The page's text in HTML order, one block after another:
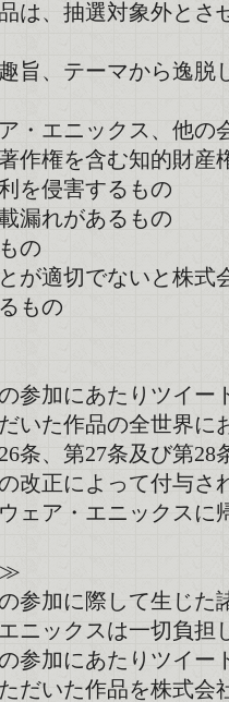
は、抽選対象外とさ
旨、テーマから逸脱
・エニックス、他の
作権を含む知的財産
を侵害するもの
漏れがあるもの
の
が適切でないと株式
もの
参加にあたりツイー
いた作品の全世界に
条、第27条及び第28
改正によって付与さ
ェア・エニックスに
≫
参加に際して生じた
ニックスは一切負担
参加にあたりツイー
だいた作品を株式会